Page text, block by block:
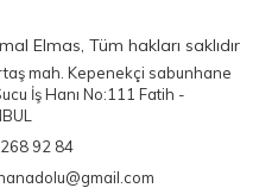
Elmas, Tüm hakları saklıdır
mah. Kepenekçi sabunhane
İş Hanı No:111 Fatih -
92 84